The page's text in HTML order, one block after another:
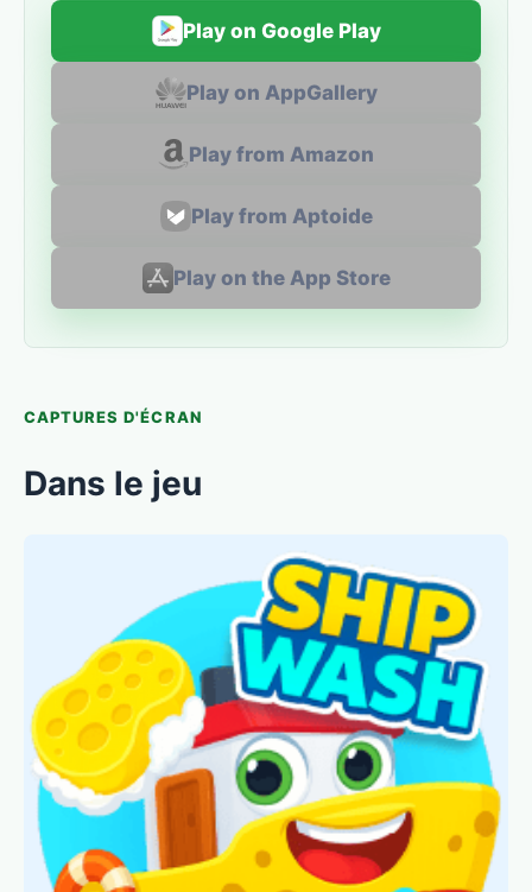
Play on Google Play
Play on AppGallery
Play from Amazon
Play from Aptoide
Play on the App Store
CAPTURES D'ÉCRAN
Dans le jeu